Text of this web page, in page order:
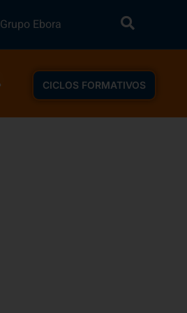
Grupo Ebora
CICLOS FORMATIVOS